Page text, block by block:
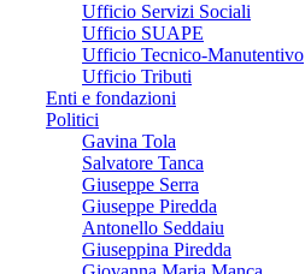
Ufficio Servizi Sociali
Ufficio SUAPE
Ufficio Tecnico-Manutentivo
Ufficio Tributi
Enti e fondazioni
Politici
Gavina Tola
Salvatore Tanca
Giuseppe Serra
Giuseppe Piredda
Antonello Seddaiu
Giuseppina Piredda